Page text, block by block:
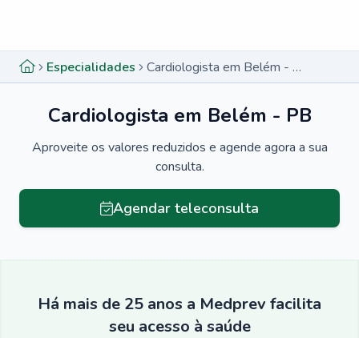
Especialidades Cardiologista em Belém - PB
Cardiologista em Belém - PB
Aproveite os valores reduzidos e agende agora a sua
consulta.
Agendar teleconsulta
Há mais de 25 anos a Medprev facilita
seu acesso à saúde